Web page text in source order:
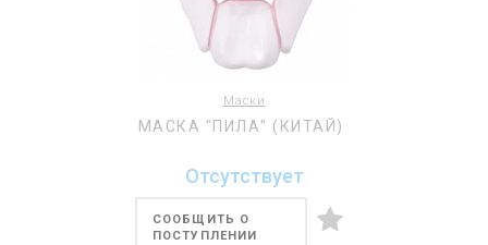
Маски
МАСКА "ПИЛА" (КИТАЙ)
Отсутствует
СООБЩИТЬ О
ПОСТУПЛЕНИИ